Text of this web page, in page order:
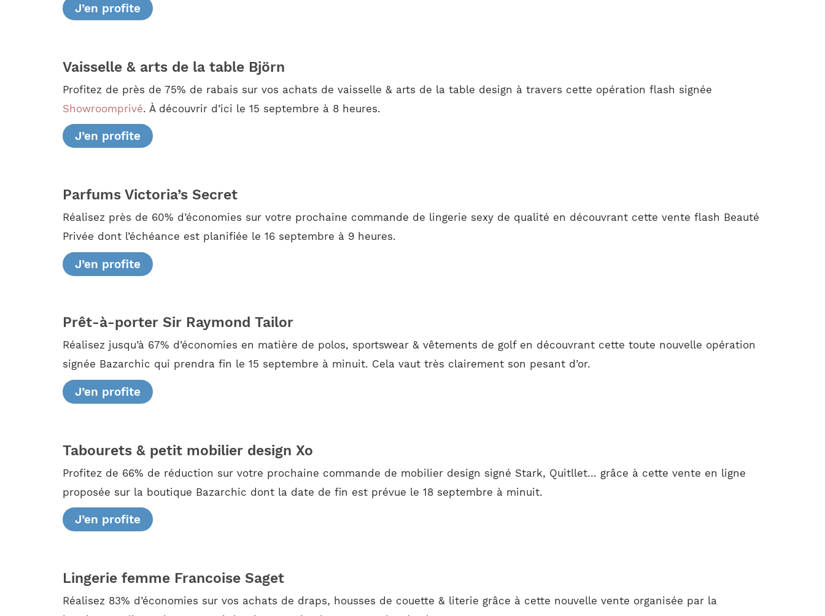
J’en profite
Vaisselle & arts de la table Björn
Profitez de près de 75% de rabais sur vos achats de vaisselle & arts de la table design à travers cette opération flash signée
Showroomprivé. À découvrir d’ici le 15 septembre à 8 heures.
J’en profite
Parfums Victoria’s Secret
Réalisez près de 60% d’économies sur votre prochaine commande de lingerie sexy de qualité en découvrant cette vente flash Beauté
Privée dont l’échéance est planifiée le 16 septembre à 9 heures.
J’en profite
Prêt-à-porter Sir Raymond Tailor
Réalisez jusqu’à 67% d’économies en matière de polos, sportswear & vêtements de golf en découvrant cette toute nouvelle opération
signée Bazarchic qui prendra fin le 15 septembre à minuit. Cela vaut très clairement son pesant d’or.
J’en profite
Tabourets & petit mobilier design Xo
Profitez de 66% de réduction sur votre prochaine commande de mobilier design signé Stark, Quitllet… grâce à cette vente en ligne
proposée sur la boutique Bazarchic dont la date de fin est prévue le 18 septembre à minuit.
J’en profite
Lingerie femme Francoise Saget
Réalisez 83% d’économies sur vos achats de draps, housses de couette & literie grâce à cette nouvelle vente organisée par la